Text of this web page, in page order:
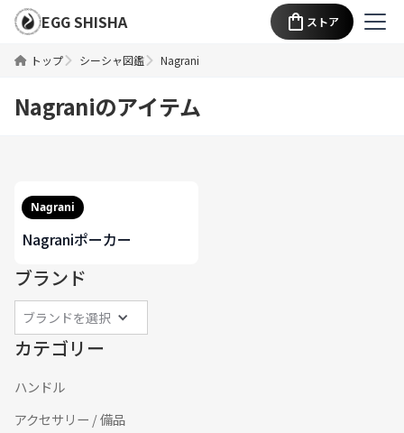
EGG SHISHA ストア
トップ シーシャ図鑑 Nagrani
Nagraniのアイテム
ブランド
ブランドを選択
カテゴリー
ハンドル
アクセサリー / 備品
Nagrani
Nagraniポーカー